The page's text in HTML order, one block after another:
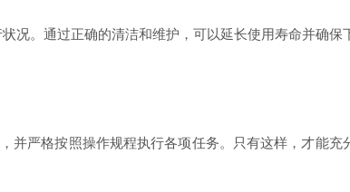
。通过正确的清洁和维护，可以延长使用寿命并确保
严格按照操作规程执行各项任务。只有这样，才能充